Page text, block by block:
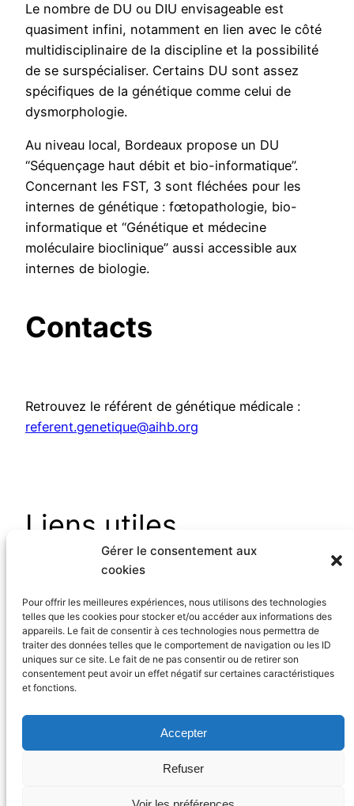
Gérer le consentement aux
cookies
Pour offrir les meilleures expériences, nous utilisons des technologies
telles que les cookies pour stocker et/ou accéder aux informations des
appareils. Le fait de consentir à ces technologies nous permettra de
traiter des données telles que le comportement de navigation ou les ID
uniques sur ce site. Le fait de ne pas consentir ou de retirer son
consentement peut avoir un effet négatif sur certaines caractéristiques
et fonctions.
Accepter
Refuser
Le nombre de DU ou DIU envisageable est
quasiment infini, notamment en lien avec le côté
multidisciplinaire de la discipline et la possibilité
de se surspécialiser. Certains DU sont assez
spécifiques de la génétique comme celui de
dysmorphologie.
Au niveau local, Bordeaux propose un DU
“Séquençage haut débit et bio-informatique”.
Concernant les FST, 3 sont fléchées pour les
internes de génétique : fœtopathologie, bio-
informatique et “Génétique et médecine
moléculaire bioclinique” aussi accessible aux
internes de biologie.
Contacts
Retrouvez le référent de génétique médicale :
referent.genetique@aihb.org
Liens utiles
https://interne-genetique.org/
Actualisé en Juillet 2024
Copyright ©aihb.org– 2025 AIHB